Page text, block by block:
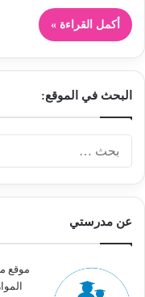
أكمل القراءة »
البحث في الموقع:
عن مدرستي
موقع